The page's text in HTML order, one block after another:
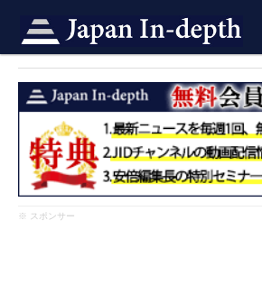
※ スポンサー